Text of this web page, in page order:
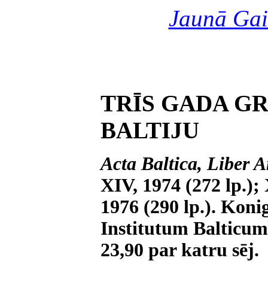
Jaunā
TRĪS GADA
BALTIJU
Acta Baltica, Liber
XIV, 1974 (272
1976 (290 lp.).
Institutum
23,90 par katru sēj.